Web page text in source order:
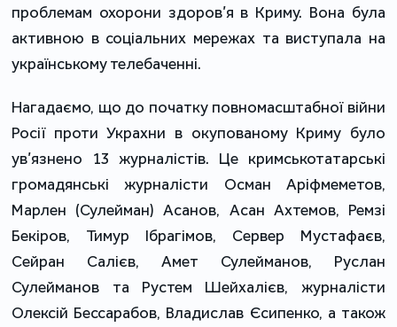
проблемам охорони здоров’я в Криму. Вона була
активною в соціальних мережах та виступала на
українському телебаченні.
Нагадаємо, що до початку повномасштабної війни
Росії проти Украхни в окупованому Криму було
ув’язнено 13 журналістів. Це кримськотатарські
громадянські журналісти Осман Аріфмеметов,
Марлен (Сулейман) Асанов, Асан Ахтемов, Ремзі
Бекіров, Тимур Ібрагімов, Сервер Мустафаєв,
Сейран Салієв, Амет Сулейманов, Руслан
Сулейманов та Рустем Шейхалієв, журналісти
Олексій Бессарабов, Владислав Єсипенко, а також